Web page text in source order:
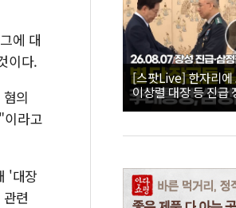
에 대
이다.
의
이라고
'대장
련
[스팟Live] 한자리에
이상렬 대장 등 진급
직접 수여｜